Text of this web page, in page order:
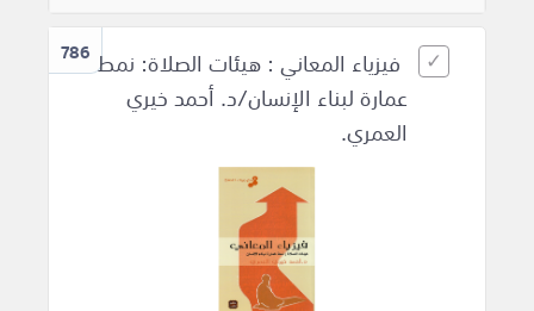
786 فيزياء المعاني : هيئات الصلاة: نمط
عمارة لبناء الإنسان/د. أحمد خيري
العمري.